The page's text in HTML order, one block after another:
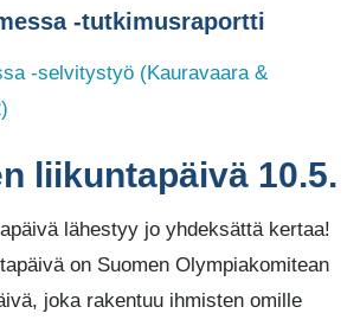
-tutkimusraportti
-selvitystyö (Kauravaara &
liikuntapäivä 10.5.
lähestyy jo yhdeksättä kertaa!
on Suomen Olympiakomitean
joka rakentuu ihmisten omille